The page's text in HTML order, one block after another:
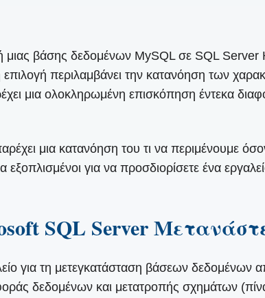
μιας βάσης δεδομένων MySQL σε SQL
περιλαμβάνει την κατανόηση των
μια ολοκληρωμένη επισκόπηση έντεκα
μια κατανόηση του τι να περιμένουμε
για να προσδιορίσετε ένα
SQL Server
για τη μετεγκατάσταση βάσεων δεδομένων
δεδομένων και μετατροπής σχημάτων